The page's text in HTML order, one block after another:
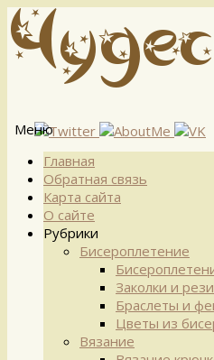
Меню
Перейти
содержимому
Главная
Обратная связь
Карта сайта
О сайте
Рубрики
Бисероплетение
Заколки и
Браслеты и
Цветы из
Вязание